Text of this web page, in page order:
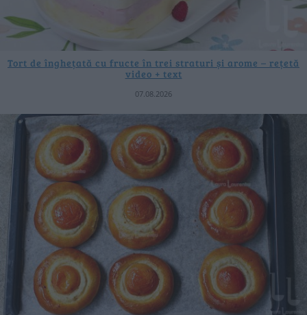
Tort de înghețată cu fructe în trei straturi și arome – rețetă
video + text
07.08.2026